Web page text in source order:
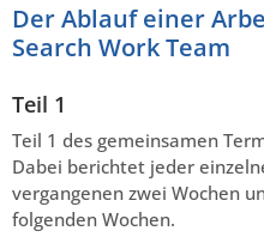
Der Ablauf einer
Search Work Team
Teil 1
Teil 1 des gemeinsamen
Dabei berichtet jeder
vergangenen zwei Wochen
folgenden Wochen.